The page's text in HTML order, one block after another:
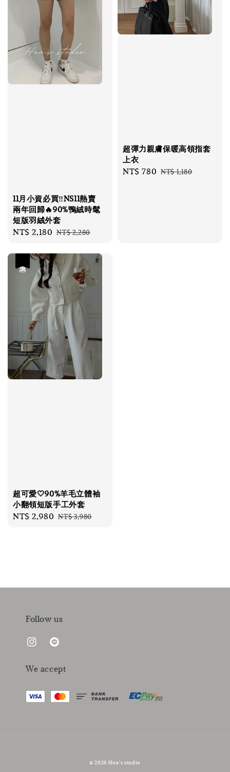
11月小資必買‼️NS11熱賣
兩年回歸🔥90%鴨絨時髦
短版羽絨外套
Sale
NT$ 2,180 Regular
NT$ 2,280
超彈力親膚保暖高領指套
上衣
Sale
NT$ 780 Regular
NT$ 1,180
超可愛🤍90%羊毛立體袖
小翻領短版手工外套
Sale
NT$ 2,980 Regular
NT$ 3,980
Follow us
We accept
© 2026 Hua's studio